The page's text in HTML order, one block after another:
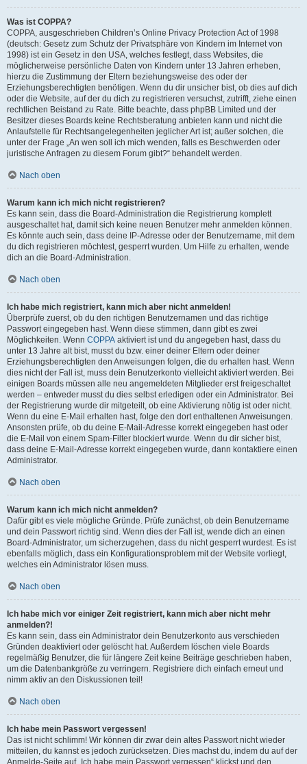
Was ist COPPA?
COPPA, ausgeschrieben Children’s Online Privacy Protection Act of 1998
(deutsch: Gesetz zum Schutz der Privatsphäre von Kindern im Internet von
1998) ist ein Gesetz in den USA, welches festlegt, dass Websites, die
möglicherweise persönliche Daten von Kindern unter 13 Jahren erheben,
hierzu die Zustimmung der Eltern beziehungsweise des oder der
Erziehungsberechtigten benötigen. Wenn du dir unsicher bist, ob dies auf dich
oder die Website, auf der du dich zu registrieren versuchst, zutrifft, ziehe einen
rechtlichen Beistand zu Rate. Bitte beachte, dass phpBB Limited und der
Besitzer dieses Boards keine Rechtsberatung anbieten kann und nicht die
Anlaufstelle für Rechtsangelegenheiten jeglicher Art ist; außer solchen, die
unter der Frage „An wen soll ich mich wenden, falls es Beschwerden oder
juristische Anfragen zu diesem Forum gibt?“ behandelt werden.
Nach oben
Warum kann ich mich nicht registrieren?
Es kann sein, dass die Board-Administration die Registrierung komplett
ausgeschaltet hat, damit sich keine neuen Benutzer mehr anmelden können.
Es könnte auch sein, dass deine IP-Adresse oder der Benutzername, mit dem
du dich registrieren möchtest, gesperrt wurden. Um Hilfe zu erhalten, wende
dich an die Board-Administration.
Nach oben
Ich habe mich registriert, kann mich aber nicht anmelden!
Überprüfe zuerst, ob du den richtigen Benutzernamen und das richtige
Passwort eingegeben hast. Wenn diese stimmen, dann gibt es zwei
Möglichkeiten. Wenn COPPA aktiviert ist und du angegeben hast, dass du
unter 13 Jahre alt bist, musst du bzw. einer deiner Eltern oder deiner
Erziehungsberechtigten den Anweisungen folgen, die du erhalten hast. Wenn
dies nicht der Fall ist, muss dein Benutzerkonto vielleicht aktiviert werden. Bei
einigen Boards müssen alle neu angemeldeten Mitglieder erst freigeschaltet
werden – entweder musst du dies selbst erledigen oder ein Administrator. Bei
der Registrierung wurde dir mitgeteilt, ob eine Aktivierung nötig ist oder nicht.
Wenn du eine E-Mail erhalten hast, folge den dort enthaltenen Anweisungen.
Ansonsten prüfe, ob du deine E-Mail-Adresse korrekt eingegeben hast oder
die E-Mail von einem Spam-Filter blockiert wurde. Wenn du dir sicher bist,
dass deine E-Mail-Adresse korrekt eingegeben wurde, dann kontaktiere einen
Administrator.
Nach oben
Warum kann ich mich nicht anmelden?
Dafür gibt es viele mögliche Gründe. Prüfe zunächst, ob dein Benutzername
und dein Passwort richtig sind. Wenn dies der Fall ist, wende dich an einen
Board-Administrator, um sicherzugehen, dass du nicht gesperrt wurdest. Es ist
ebenfalls möglich, dass ein Konfigurationsproblem mit der Website vorliegt,
welches ein Administrator lösen muss.
Nach oben
Ich habe mich vor einiger Zeit registriert, kann mich aber nicht mehr
anmelden?!
Es kann sein, dass ein Administrator dein Benutzerkonto aus verschieden
Gründen deaktiviert oder gelöscht hat. Außerdem löschen viele Boards
regelmäßig Benutzer, die für längere Zeit keine Beiträge geschrieben haben,
um die Datenbankgröße zu verringern. Registriere dich einfach erneut und
nimm aktiv an den Diskussionen teil!
Nach oben
Ich habe mein Passwort vergessen!
Das ist nicht schlimm! Wir können dir zwar dein altes Passwort nicht wieder
mitteilen, du kannst es jedoch zurücksetzen. Dies machst du, indem du auf der
Anmelde-Seite auf „Ich habe mein Passwort vergessen“ klickst und den